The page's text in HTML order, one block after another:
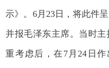
示》。6月23日，将此件
并报毛泽东主席。当时
重考虑后，在7月24日